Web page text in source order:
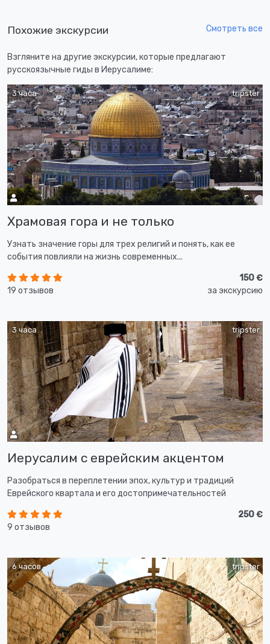
Похожие экскурсии Смотреть все
Взгляните на другие экскурсии, которые предлагают
русскоязычные гиды в Иерусалиме:
tripster
3 часа
Храмовая гора и не только
Узнать значение горы для трех религий и понять, как ее
события повлияли на жизнь современных...
19 отзывов
150 €
за экскурсию
tripster
3 часа
Иерусалим с еврейским акцентом
Разобраться в переплетении эпох, культур и традиций
Еврейского квартала и его достопримечательностей
9 отзывов
250 €
tripster
6 часов